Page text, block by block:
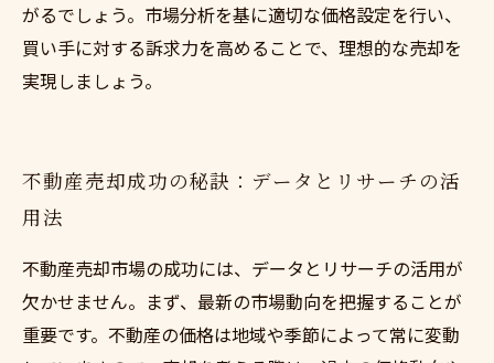
がるでしょう。市場分析を基に適切な価格設定を行い、
買い手に対する訴求力を高めることで、理想的な売却を
実現しましょう。
不動産売却成功の秘訣：データとリサーチの活
用法
不動産売却市場の成功には、データとリサーチの活用が
欠かせません。まず、最新の市場動向を把握することが
重要です。不動産の価格は地域や季節によって常に変動